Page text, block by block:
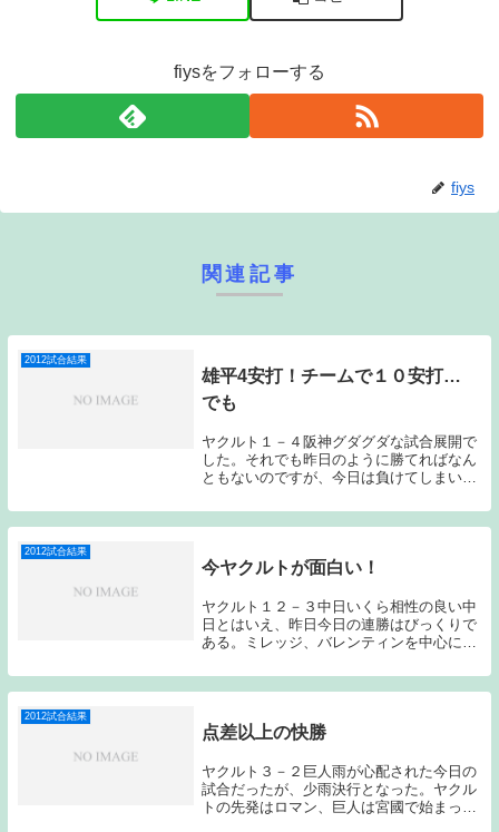
fiysをフォローする
fiys
関連記事
2012試合結果
雄平4安打！チームで１０安打…
でも
ヤクルト１－４阪神グダグダな試合展開で
した。それでも昨日のように勝てればなん
ともないのですが、今日は負けてしまいま
ヤクルト赤川、阪神スタンリッジ。スタメ
ンは、怪我の比屋根の代役で1番雄平、7番
2012試合結果
今ヤクルトが面白い！
ヤクルト１２－３中日いくら相性の良い中
日とはいえ、昨日今日の連勝はびっくりで
ある。ミレッジ、バレンティンを中心に打
出すと、今現在の状態が本当に信じられな
い。ほんの１ヶ月程前には、点が入る雰囲
2012試合結果
点差以上の快勝
ヤクルト３－２巨人雨が心配された今日の
試合だったが、少雨決行となった。ヤクル
トの先発はロマン、巨人は宮國で始まっ